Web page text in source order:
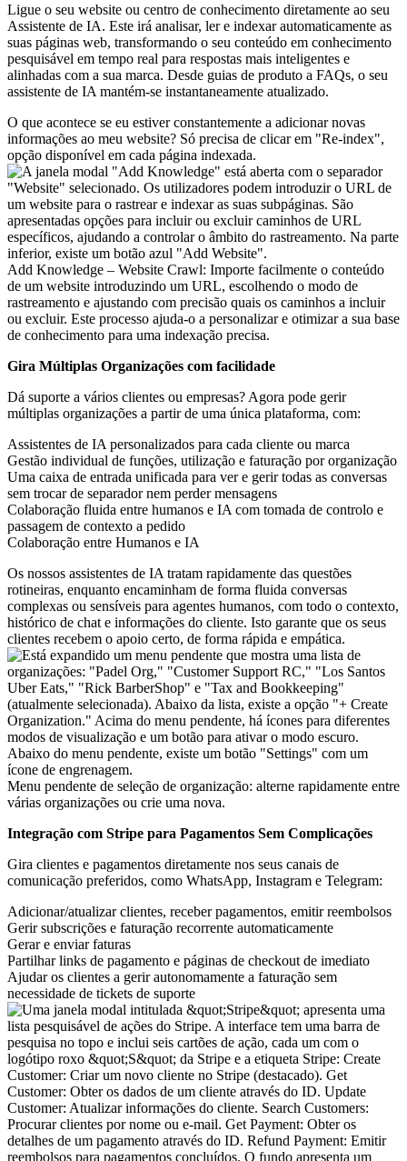
Ligue o seu website ou centro de conhecimento diretamente ao seu
Assistente de IA. Este irá analisar, ler e indexar automaticamente as
suas páginas web, transformando o seu conteúdo em conhecimento
pesquisável em tempo real para respostas mais inteligentes e
alinhadas com a sua marca. Desde guias de produto a FAQs, o seu
assistente de IA mantém-se instantaneamente atualizado.
O que acontece se eu estiver constantemente a adicionar novas
informações ao meu website? Só precisa de clicar em "Re-index",
opção disponível em cada página indexada.
Add Knowledge – Website Crawl: Importe facilmente o conteúdo
de um website introduzindo um URL, escolhendo o modo de
rastreamento e ajustando com precisão quais os caminhos a incluir
ou excluir. Este processo ajuda-o a personalizar e otimizar a sua base
de conhecimento para uma indexação precisa.
Gira Múltiplas Organizações com facilidade
Dá suporte a vários clientes ou empresas? Agora pode gerir
múltiplas organizações a partir de uma única plataforma, com:
Assistentes de IA personalizados para cada cliente ou marca
Gestão individual de funções, utilização e faturação por organização
Uma caixa de entrada unificada para ver e gerir todas as conversas
sem trocar de separador nem perder mensagens
Colaboração fluida entre humanos e IA com tomada de controlo e
passagem de contexto a pedido
Colaboração entre Humanos e IA
Os nossos assistentes de IA tratam rapidamente das questões
rotineiras, enquanto encaminham de forma fluida conversas
complexas ou sensíveis para agentes humanos, com todo o contexto,
histórico de chat e informações do cliente. Isto garante que os seus
clientes recebem o apoio certo, de forma rápida e empática.
Menu pendente de seleção de organização: alterne rapidamente entre
várias organizações ou crie uma nova.
Integração com Stripe para Pagamentos Sem Complicações
Gira clientes e pagamentos diretamente nos seus canais de
comunicação preferidos, como WhatsApp, Instagram e Telegram:
Adicionar/atualizar clientes, receber pagamentos, emitir reembolsos
Gerir subscrições e faturação recorrente automaticamente
Gerar e enviar faturas
Partilhar links de pagamento e páginas de checkout de imediato
Ajudar os clientes a gerir autonomamente a faturação sem
necessidade de tickets de suporte